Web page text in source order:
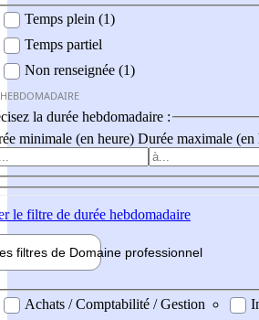
Temps plein (1)
Temps partiel
Non renseignée (1)
la durée hebdomadaire :
minimale (en heure) Durée maximale (en
le filtre de durée hebdomadaire
filtres de Domaine professionnel
professionel
Achats / Comptabilité / Gestion